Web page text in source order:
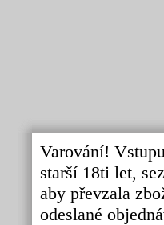
Varování!
starší 18ti let,
aby převzala
odeslané